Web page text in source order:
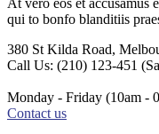
At vero eos et accusamus
qui to bonfo blanditiis
380 St Kilda Road,
Call Us: (210) 123-451
Monday - Friday (10am -
Contact us